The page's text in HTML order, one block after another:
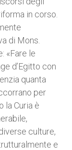
in corso.
di Mons.
«Fare le
d’Egitto con
quanta
per
la Curia è
culture,
e